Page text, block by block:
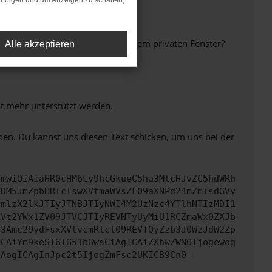
anderen Browser oder in einem privaten Fenster?
mehr unterstützt werden.
Du kannst uns diesen Text schicken, um uns bei der
Alle akzeptieren